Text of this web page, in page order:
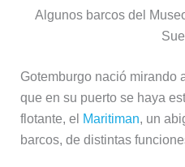
Algunos barcos del
Gotemburgo nació mirando
que en su puerto se haya
flotante, el
Maritiman, un
barcos, de distintas